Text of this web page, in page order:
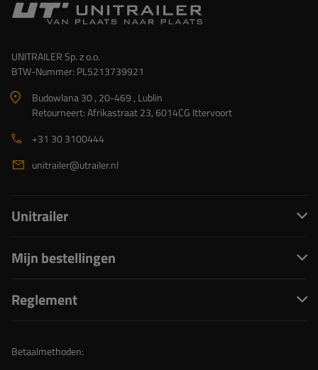
UNITRAILER Sp. z o.o.
BTW-Nummer: PL5213739921
Budowlana 30 , 20-469 , Lublin
Retourneert: Afrikastraat 23, 6014CG Ittervoort
+31 30 3100444
unitrailer@utrailer.nl
Unitrailer
Mijn bestellingen
Reglement
Betaalmethoden: